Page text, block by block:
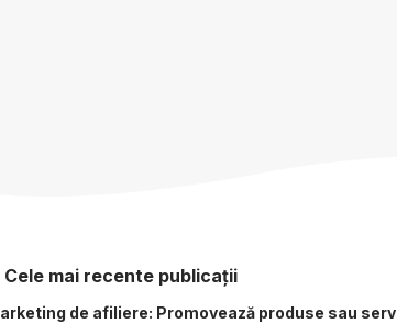
Cele mai recente publicații
de afiliere: Promovează produse sau